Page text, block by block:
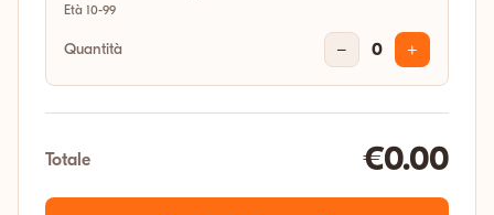
Età 10-99
Quantità − 0 +
Totale €0.00